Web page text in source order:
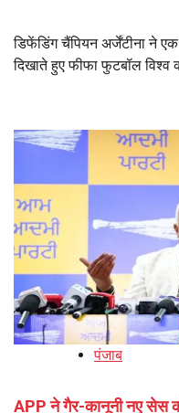
डिफेंडिंग चैंपियन अर्जेंटीना ने
दिखाते हुए फीफा फुटबॉल
पंजाब
APP ने गैर-कानूनी नए सेस